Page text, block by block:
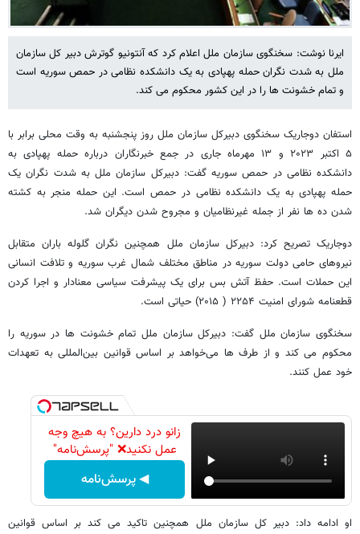
ایرنا نوشت: سخنگوی سازمان ملل اعلام کرد که آنتونیو گوترش دبیر کل سازمان
ملل به شدت نگران حمله پهپادی به یک دانشکده نظامی در حمص سوریه است
و تمام خشونت ها را در این کشور محکوم می کند.
استفان دوجاریک سخنگوی دبیرکل سازمان ملل روز پنجشنبه به وقت محلی برابر با
۵ اکتبر ۲۰۲۳ و ۱۳ مهرماه جاری در جمع خبرنگاران درباره حمله پهپادی به
دانشکده نظامی در حمص سوریه گفت: دبیرکل سازمان ملل به شدت نگران یک‌
حمله پهپادی به یک دانشکده نظامی در حمص است. این حمله منجر به کشته
شدن ده ها نفر از جمله غیرنظامیان و مجروح شدن دیگران شد.
دوجاریک تصریح کرد: دبیرکل سازمان ملل همچنین نگران گلوله باران متقابل
نیروهای حامی دولت سوریه در مناطق مختلف شمال غرب سوریه و تلافت انسانی
این حملات است. حفظ آتش بس برای یک پیشرفت سیاسی معنادار و اجرا کردن
قطعنامه شورای امنیت ۲۲۵۴ ( ۲۰۱۵) حیاتی است.
سخنگوی سازمان ملل گفت: دبیرکل سازمان ملل تمام خشونت ها در سوریه را
محکوم می کند و از طرف ها می‌خواهد بر اساس قوانین بین‌المللی به تعهدات
خود عمل کنند.
زانو درد دارین؟ به هیچ وجه
عمل نکنید❌ "پرسش‌نامه"
◀ پرسش‌نامه
او ادامه داد: دبیر کل سازمان ملل همچنین تاکید می کند بر اساس قوانین